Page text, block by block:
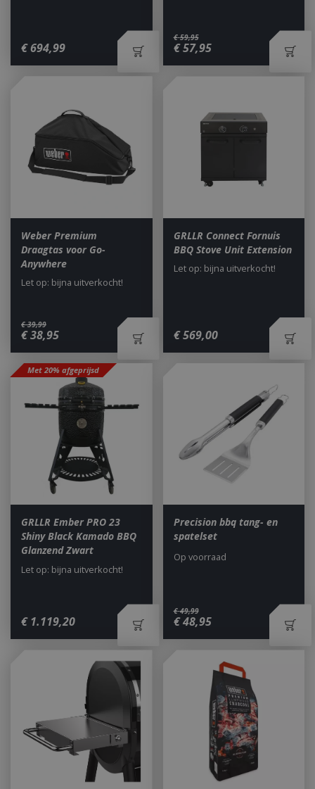
€694,99
€ 59,95
€ 57,95
Weber Premium
Draagtas voor Go-
Anywhere
€ 39,99
€38,95
Let op: bijna uitverkocht!
GRLLR Connect Fornuis
BBQ Stove Unit Extension
€ 569,00
Let op: bijna uitverkocht!
Met 20% afgeprijsd
GRLLR Ember PRO 23
Shiny Black Kamado BBQ
Glanzend Zwart
€ 1.119,20
Let op: bijna uitverkocht!
Precision bbq tang- en
spatelset
€ 49,99
€ 48,95
Op voorraad